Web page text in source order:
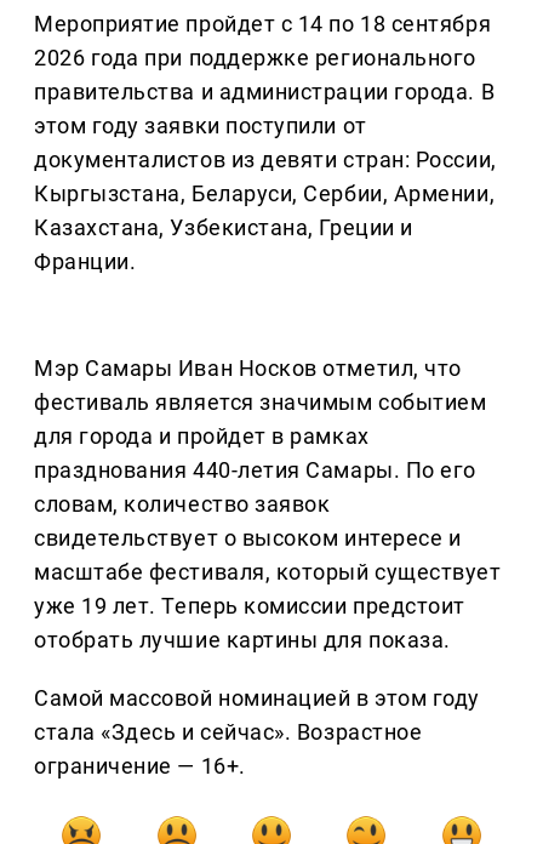
Мероприятие пройдет с 14 по 18 сентября
2026 года при поддержке регионального
правительства и администрации города. В
этом году заявки поступили от
документалистов из девяти стран: России,
Кыргызстана, Беларуси, Сербии, Армении,
Казахстана, Узбекистана, Греции и
Франции.
Мэр Самары Иван Носков отметил, что
фестиваль является значимым событием
для города и пройдет в рамках
празднования 440-летия Самары. По его
словам, количество заявок
свидетельствует о высоком интересе и
масштабе фестиваля, который существует
уже 19 лет. Теперь комиссии предстоит
отобрать лучшие картины для показа.
Самой массовой номинацией в этом году
стала «Здесь и сейчас». Возрастное
ограничение — 16+.